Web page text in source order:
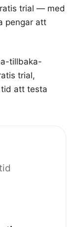
trial — med
pengar att
tillbaka-
trial,
att testa